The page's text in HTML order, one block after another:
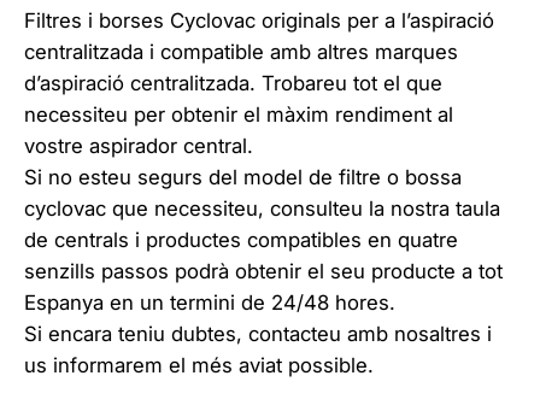
Filtres i borses Cyclovac originals per a l’aspiració
centralitzada i compatible amb altres marques
d’aspiració centralitzada. Trobareu tot el que
necessiteu per obtenir el màxim rendiment al
vostre aspirador central.
Si no esteu segurs del model de filtre o bossa
cyclovac que necessiteu, consulteu la nostra taula
de centrals i productes compatibles en quatre
senzills passos podrà obtenir el seu producte a tot
Espanya en un termini de 24/48 hores.
Si encara teniu dubtes, contacteu amb nosaltres i
us informarem el més aviat possible.